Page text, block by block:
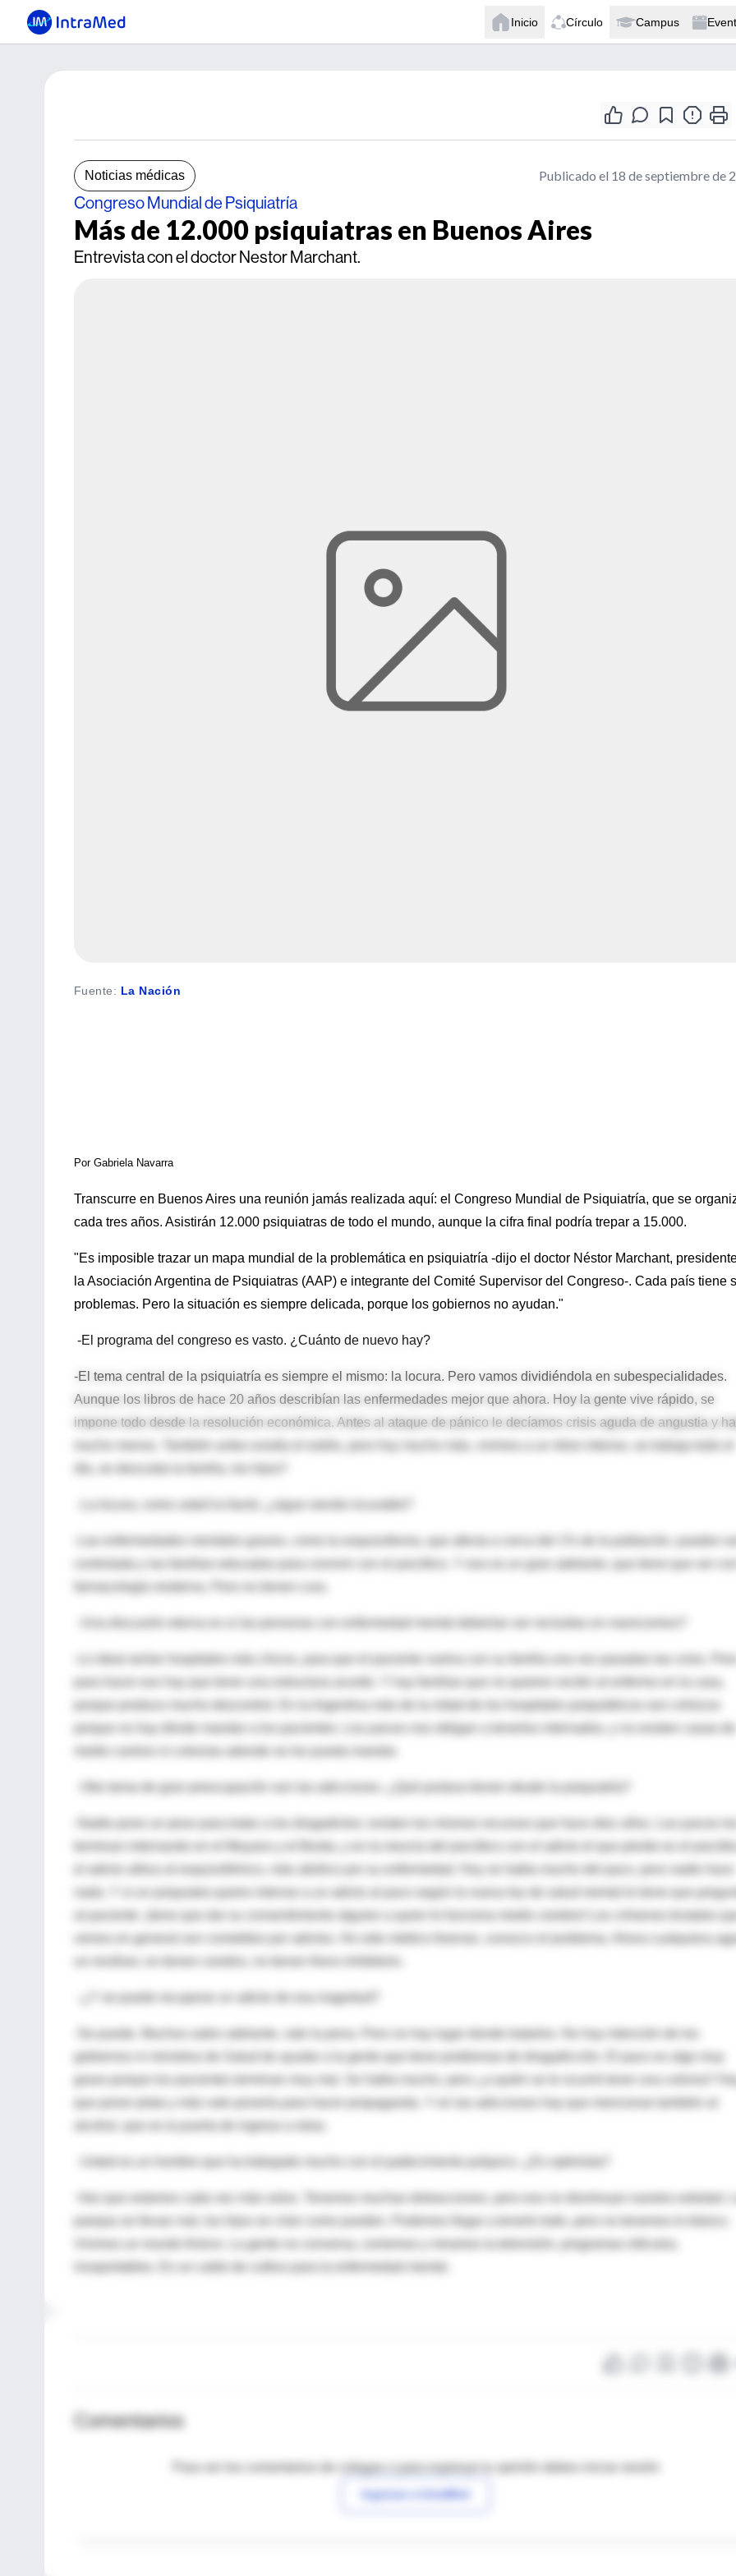
Inicio Círculo Campus
Noticias médicas Publicado el 18 de septiembre de
Congreso Mundial de Psiquiatría
Más de 12.000 psiquiatras en Buenos Aires
Entrevista con el doctor Nestor Marchant.
Fuente: La Nación
Por Gabriela Navarra
Transcurre en Buenos Aires una reunión jamás realizada aquí: el Congreso Mundial de Psiquiatría, que se
cada tres años. Asistirán 12.000 psiquiatras de todo el mundo, aunque la cifra final podría trepar a 15.000.
"Es imposible trazar un mapa mundial de la problemática en psiquiatría -dijo el doctor Néstor Marchant,
la Asociación Argentina de Psiquiatras (AAP) e integrante del Comité Supervisor del Congreso-. Cada país tiene
problemas. Pero la situación es siempre delicada, porque los gobiernos no ayudan."
-El programa del congreso es vasto. ¿Cuánto de nuevo hay?
-El tema central de la psiquiatría es siempre el mismo: la locura. Pero vamos dividiéndola en subespecialidades.
Aunque los libros de hace 20 años describían las enfermedades mejor que ahora. Hoy la gente vive rápido, se
impone todo desde la resolución económica. Antes al ataque de pánico le decíamos crisis aguda de angustia y
-La locura, como usted la llamó, ¿sigue siendo incurable?
-Las enfermedades mentales graves, como la esquizofrenia, que afecta a cerca del 1% de la población, pueden ser
farmacología moderna. Pero no tienen cura.
porque produce mucho descontrol. En la Argentina más de la mitad de los hospitales psiquiátricos son crónicos
porque no hay dónde mandar a los pacientes. Los jueces nos obligan a tenerlos internados, y no existen casas de
-Otro tema de gran preocupación son las adicciones. ¿Qué postura tienen desde la psiquiatría?
-Nadie pone un peso para tratar a los drogadictos: existen los mismos recursos que hace diez años. Los jueces los
el adicto utiliza al esquizofrénico, más abúlico por su enfermedad. Hoy se habla mucho del paco, pero nadie hace
nada. Y si un psiquiatra quiere internar a un adicto al paco según la nueva ley de salud mental le tiene que
al paciente: ¡tiene que dar su consentimiento alguien a quien le funciona medio cerebro! Los crímenes brutales que
vemos en general son cometidos por adictos. He sido médico forense, conozco el problema. Ahora cualquiera
-¿Y se puede recuperar un adicto de esa magnitud?
-Se puede. Muchos salen adelante, vale la pena. Pero no hay lugar donde tratarlos. No hay intención de los
gobiernos ni ministros de Salud de ayudar a la gente que tiene problemas de drogadicción. El paco es algo muy
grave porque los pacientes terminan muy mal. Se habla mucho, pero ¿a quién se le ocurrió tener una colonia? Hay
que poner plata y más vale ponerla para hacer propaganda. Y en las adicciones hay que mencionar también al
alcohol, que es la puerta de ingreso a otras.
parejas se llevan mal, los hijos se crían como pueden. Podemos llegar a tenerlo todo, pero no tenemos lo básico.
Vivimos un mundo ficticio. La gente no conversa, comemos y miramos la televisión, programas ridículos,
Comentarios
Para ver los comentarios de colegas o para expresar tu opinión debes iniciar sesión
Ingresar a IntraMed